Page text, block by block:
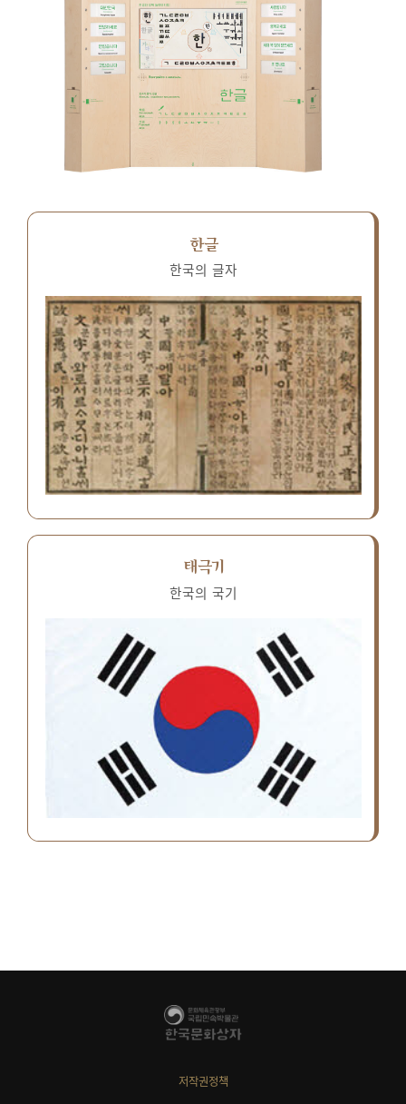
한글
한국의 글자
태극기
한국의 국기
저작권정책